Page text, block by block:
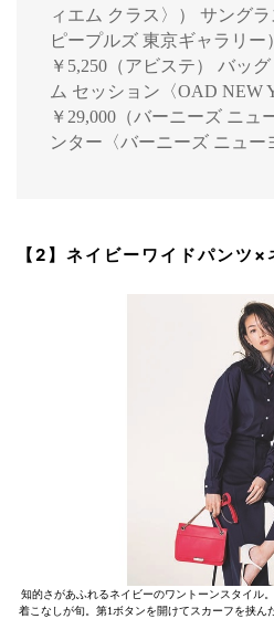
ィエム クラス〉） サング
ピープルズ 東京ギャラリー
￥5,250（アビステ） バッ
ム セッション〈OAD NEW
￥29,000（バーニーズ ニュ
ンター〈バーニーズ ニュー
【2】ネイビーワイドパンツ×
知的さがあふれるネイビーのワントーンスタイル
着こなしが旬。第1ボタンを開けてスカーフを挟ん